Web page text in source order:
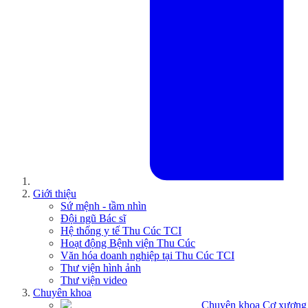
Giới thiệu
Sứ mệnh - tầm nhìn
Đội ngũ Bác sĩ
Hệ thống y tế Thu Cúc TCI
Hoạt động Bệnh viện Thu Cúc
Văn hóa doanh nghiệp tại Thu Cúc TCI
Thư viện hình ảnh
Thư viện video
Chuyên khoa
Chuyên khoa Cơ